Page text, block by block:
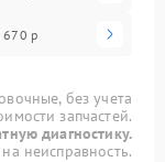
670 р
без учета
запчастей.
диагностику.
неисправность.